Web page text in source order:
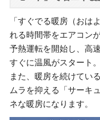
「すぐでる暖房（おは
れる時間帯をエアコン
予熱運転を開始し、高
すぐに温風がスタート
また、暖房を続けてい
ムラを抑える「サーキ
ネな暖房になります。